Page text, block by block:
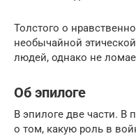
Толстого о
необычайной
людей, однако не
Об эпилоге
В эпилоге две части. В
о том, какую роль в